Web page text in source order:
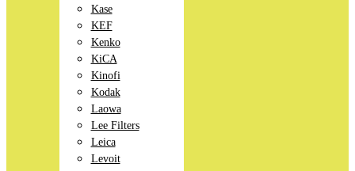
Kase
KEF
Kenko
KiCA
Kinofi
Kodak
Laowa
Lee Filters
Leica
Levoit